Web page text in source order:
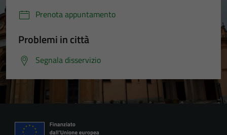
Prenota appuntamento
Problemi in città
Segnala disservizio